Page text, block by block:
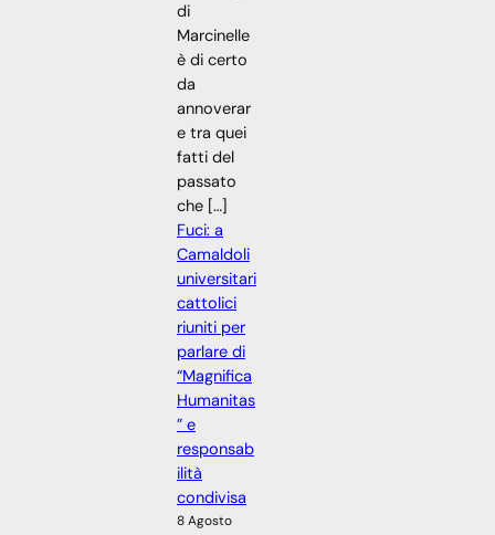
di
Marcinelle
è di certo
da
annoverar
e tra quei
fatti del
passato
che […]
Fuci: a
Camaldoli
universitari
cattolici
riuniti per
parlare di
“Magnifica
Humanitas
” e
responsab
ilità
condivisa
8 Agosto